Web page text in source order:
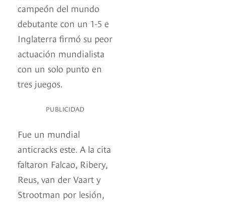
campeón del mundo
debutante con un 1-5 e
Inglaterra firmó su peor
actuación mundialista
con un solo punto en
tres juegos.
PUBLICIDAD
Fue un mundial
anticracks este. A la cita
faltaron Falcao, Ribery,
Reus, van der Vaart y
Strootman por lesión,